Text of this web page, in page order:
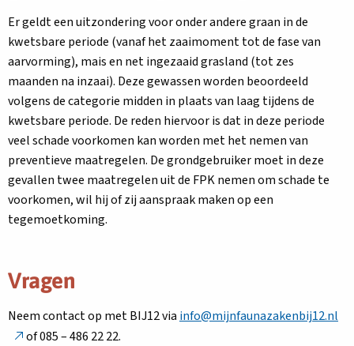
Er geldt een uitzondering voor onder andere graan in de
kwetsbare periode (vanaf het zaaimoment tot de fase van
aarvorming), mais en net ingezaaid grasland (tot zes
maanden na inzaai). Deze gewassen worden beoordeeld
volgens de categorie midden in plaats van laag tijdens de
kwetsbare periode. De reden hiervoor is dat in deze periode
veel schade voorkomen kan worden met het nemen van
preventieve maatregelen. De grondgebruiker moet in deze
gevallen twee maatregelen uit de FPK nemen om schade te
voorkomen, wil hij of zij aanspraak maken op een
tegemoetkoming.
Vragen
Neem contact op met BIJ12 via info@mijnfaunazakenbij12.nl
of 085 – 486 22 22.